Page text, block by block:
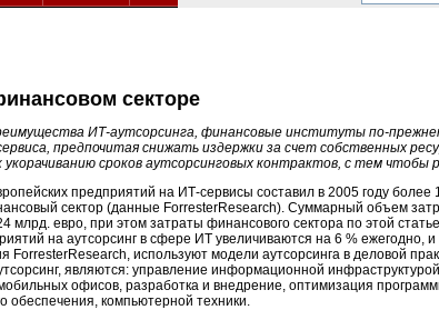
секторе
ИТ-аутсорсинга, финансовые институты по-
предпочитая снижать издержки за счет собственных
сроков аутсорсинговых контрактов, с тем чтобы
предприятий на ИТ-сервисы составил в 2005 году более
сектор (данные ForresterResearch). Суммарный объем
млрд. евро, при этом затраты финансового сектора по этой
на аутсорсинг в сфере ИТ увеличиваются на 6 % ежегодно,
ForresterResearch, используют модели аутсорсинга в деловой
являются: управление информационной
офисов, разработка и внедрение, оптимизация
обеспечения, компьютерной техники.